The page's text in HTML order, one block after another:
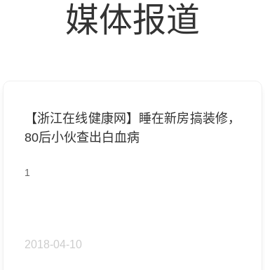
媒体报道
【浙江在线健康网】睡在新房搞装修，
80后小伙查出白血病
1
2018-04-10